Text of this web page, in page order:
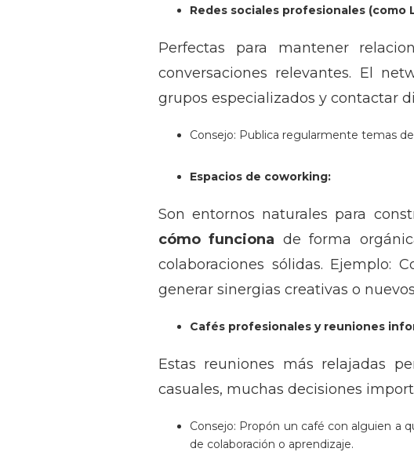
Redes sociales profesionales (como
Perfectas para mantener
conversaciones relevantes. El
grupos especializados y contactar
Consejo: Publica regularmente temas
Espacios de coworking:
Son entornos naturales para
cómo funciona de forma
colaboraciones sólidas. Ejemplo:
generar sinergias creativas o
Cafés profesionales y reuniones
Estas reuniones más relajadas
casuales, muchas decisiones
Consejo: Propón un café con alguien a
de colaboración o aprendizaje.